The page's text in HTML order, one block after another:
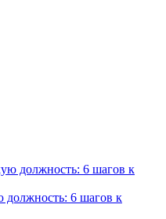
должность: 6 шагов к